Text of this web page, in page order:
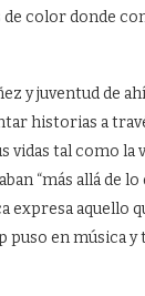
color donde
y juventud de
historias a
tal como la
“más allá de
aquello
en música